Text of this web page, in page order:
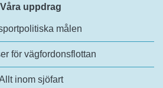
Våra uppdrag
målen
för vägfordonsflottan
inom sjöfart